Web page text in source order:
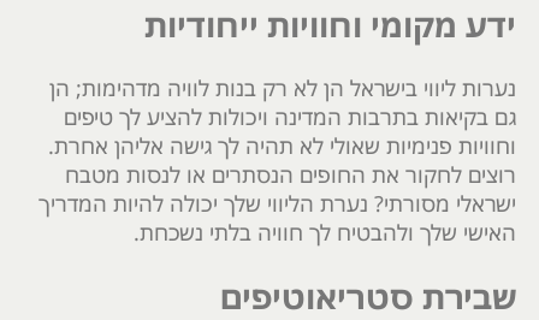
ידע מקומי וחוויות ייחודיות
נערות ליווי בישראל הן לא רק בנות לוויה מדהימות; הן
גם בקיאות בתרבות המדינה ויכולות להציע לך טיפים
וחוויות פנימיות שאולי לא תהיה לך גישה אליהן אחרת.
רוצים לחקור את החופים הנסתרים או לנסות מטבח
ישראלי מסורתי? נערת הליווי שלך יכולה להיות המדריך
האישי שלך ולהבטיח לך חוויה בלתי נשכחת.
שבירת סטריאוטיפים